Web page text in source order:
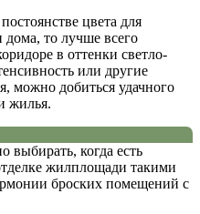
цвета для
то лучше всего
в оттенки светло-
или другие
можно добиться удачного
жилья.
когда есть
жилплощади такими
броских помещений с